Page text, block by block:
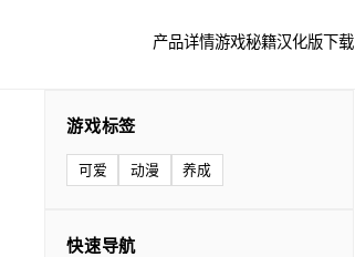
产品详情游戏秘籍汉化版下载
游戏标签
可爱 动漫 养成
快速导航